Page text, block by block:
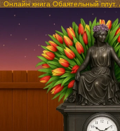
Онлайн книга Обаятельный